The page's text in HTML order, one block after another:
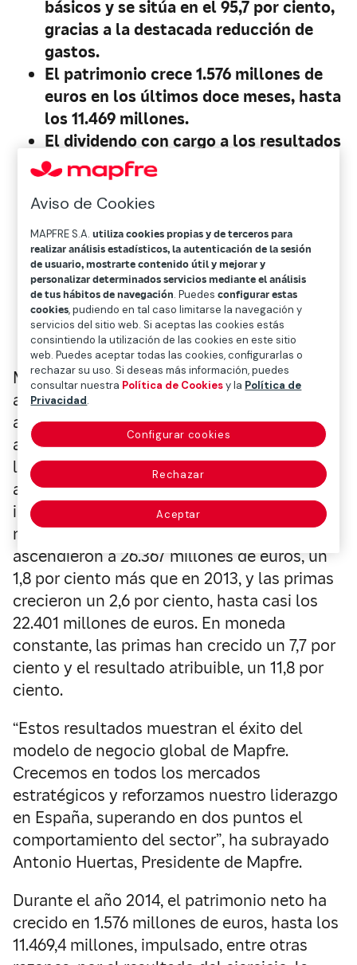
básicos y se sitúa en el 95,7 por ciento,
gracias a la destacada reducción de
gastos.
El patrimonio crece 1.576 millones de
euros en los últimos doce meses, hasta
los 11.469 millones.
El dividendo con cargo a los resultados
del ejercicio 2014 se incrementa un 7,7
por ciento, hasta los 14 céntimos de
euro por acción.
Mapfre ha incrementado su beneficio
atribuible en 2014 un 6,9 por ciento, hasta
alcanzar los 845 millones de euros, gracias
al crecimiento del negocio en la mayoría de
los países, a un
a mejora del resultado técnico y al notable
incremento de los ingresos financieros
netos. Los ingresos, por su parte
ascendieron a 26.367 millones de euros, un
1,8 por ciento más que en 2013, y las primas
crecieron un 2,6 por ciento, hasta casi los
22.401 millones de euros. En moneda
constante, las primas han crecido un 7,7 por
ciento y el resultado atribuible, un 11,8 por
ciento.
“Estos resultados muestran el éxito del
modelo de negocio global de Mapfre.
Crecemos en todos los mercados
estratégicos y reforzamos nuestro liderazgo
en España, superando en dos puntos el
comportamiento del sector”, ha subrayado
Antonio Huertas, Presidente de Mapfre.
Durante el año 2014, el patrimonio neto ha
crecido en 1.576 millones de euros, hasta los
11.469,4 millones, impulsado, entre otras
Aviso de Cookies
MAPFRE S.A.utiliza cookies propias y de terceros para
realizar análisis estadísticos, la autenticación de la sesión
de usuario, mostrarte contenido útil y mejorar y
personalizar determinados servicios mediante el análisis
de tus hábitos de navegación. Puedesconfigurar estas
cookies, pudiendo en tal caso limitarse la navegación y
servicios del sitio web. Si aceptas las cookies estás
consintiendo la utilización de las cookies en este sitio
web. Puedes aceptar todas las cookies, configurarlas o
rechazar su uso. Si deseas más información, puedes
consultar nuestra Política de Cookiesy la Política de
Privacidad.
Configurar cookies
Rechazar
Aceptar